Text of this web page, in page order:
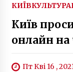
КИЇВКУЛЬТУРА
Київ
онлайн на
Пт Кві 16 ,